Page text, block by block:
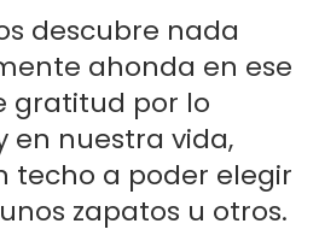
descubre nada
ahonda en ese
gratitud por lo
en nuestra vida,
techo a poder elegir
zapatos u otros.